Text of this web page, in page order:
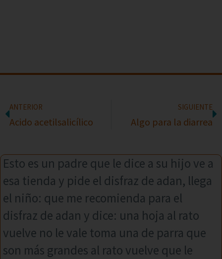
ANTERIOR
Acido acetilsalicílico
SIGUIENTE
Algo para la diarrea
Esto es un padre que le dice a su hijo ve a
esa tienda y pide el disfraz de adan, llega
el niño: que me recomienda para el
disfraz de adan y dice: una hoja al rato
vuelve no le vale toma una de parra que
son más grandes al rato vuelve que le